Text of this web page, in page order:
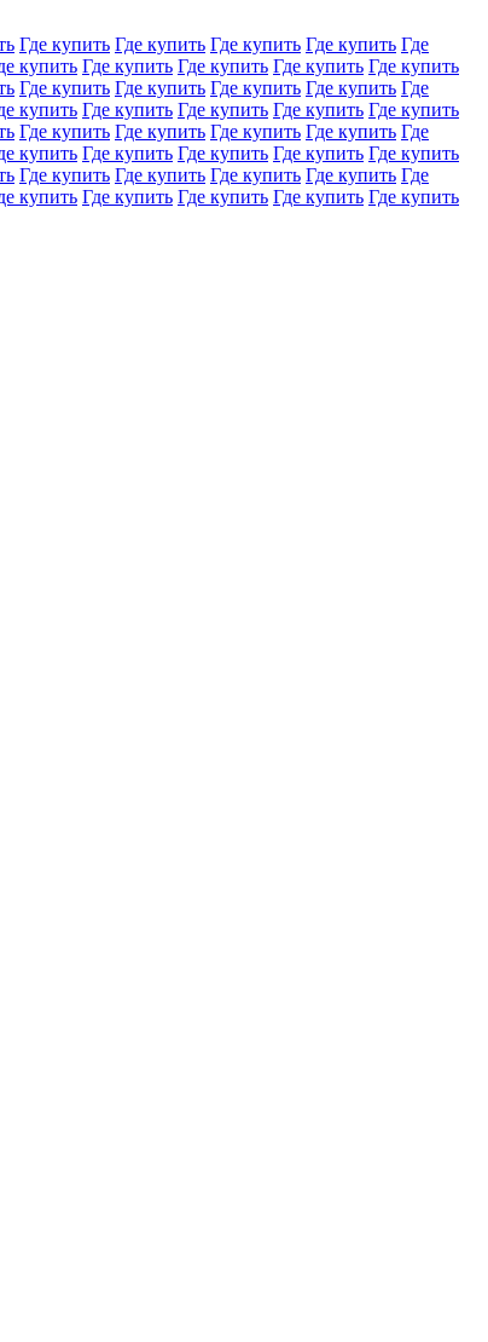
Где купить Где купить Где купить Где купить Где
купить Где купить Где купить Где купить Где купить
Где купить Где купить Где купить Где купить Где
купить Где купить Где купить Где купить Где купить
Где купить Где купить Где купить Где купить Где
купить Где купить Где купить Где купить Где купить
Где купить Где купить Где купить Где купить Где
купить Где купить Где купить Где купить Где купить